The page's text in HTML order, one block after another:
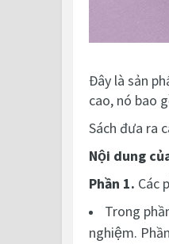
Đây là sản
cao, nó bao
Sách đưa ra
Nội dung
Phần 1. Các
Trong
nghiệm.